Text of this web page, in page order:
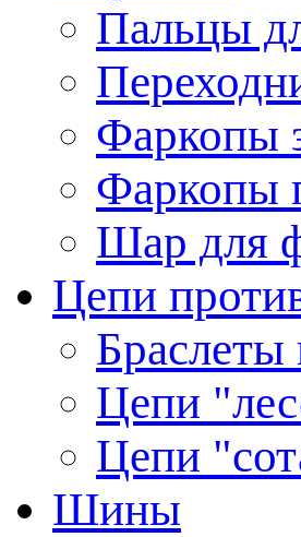
Пальцы
Фаркопы
Фаркопы
Шар для
Цепи
Браслеты
Цепи
Цепи
Шины